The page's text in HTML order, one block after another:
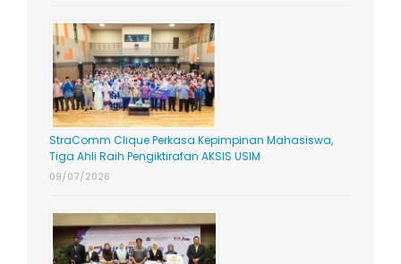
StraComm Clique Perkasa Kepimpinan Mahasiswa,
Tiga Ahli Raih Pengiktirafan AKSIS USIM
09/07/2026